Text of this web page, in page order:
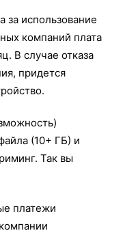
за использование
компаний плата
В случае отказа
придется
(10+ ГБ) и
Так вы
платежи